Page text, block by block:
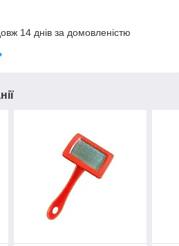
14 днів за домовленістю